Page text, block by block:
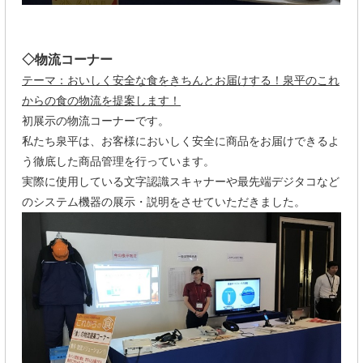
◇物流コーナー
テーマ：おいしく安全な食をきちんとお届けする！泉平のこれ
からの食の物流を提案します！
初展示の物流コーナーです。
私たち泉平は、お客様においしく安全に商品をお届けできるよ
う徹底した商品管理を行っています。
実際に使用している文字認識スキャナーや最先端デジタコなど
のシステム機器の展示・説明をさせていただきました。